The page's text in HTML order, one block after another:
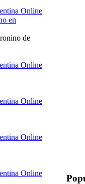
Online
en
de
Online
Online
Online
Online